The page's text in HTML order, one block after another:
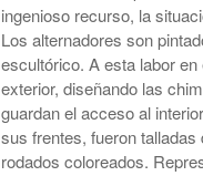
ingenioso recurso, la
Los alternadores son
escultórico. A esta labor
exterior, diseñando las
guardan el acceso al
sus frentes, fueron
rodados coloreados.